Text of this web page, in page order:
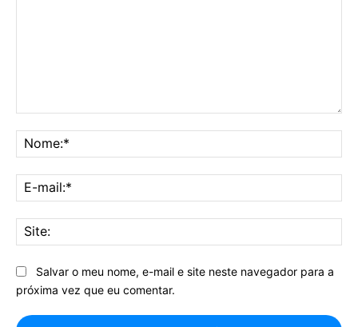
Salvar o meu nome, e-mail e site neste navegador para a
próxima vez que eu comentar.